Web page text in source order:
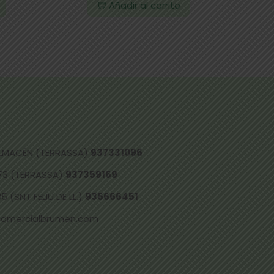
Añadir al carrito
(TERRASSA) 937331096
(TERRASSA) 937359169
(SNT FELIU DE LL.) 936666451